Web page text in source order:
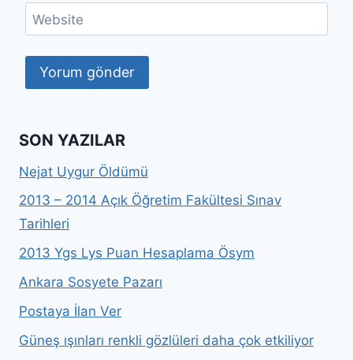
Website
SON YAZILAR
Nejat Uygur Öldümü
2013 – 2014 Açık Öğretim Fakültesi Sınav
Tarihleri
2013 Ygs Lys Puan Hesaplama Ösym
Ankara Sosyete Pazarı
Postaya İlan Ver
Güneş ışınları renkli gözlüleri daha çok etkiliyor